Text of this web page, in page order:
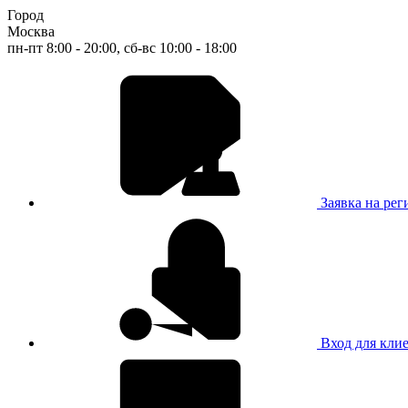
Город
Москва
пн-пт 8:00 - 20:00, сб-вс 10:00 - 18:00
Заявка на
Вход для